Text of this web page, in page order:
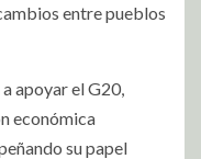
entre pueblos
apoyar el G20,
económica
su papel